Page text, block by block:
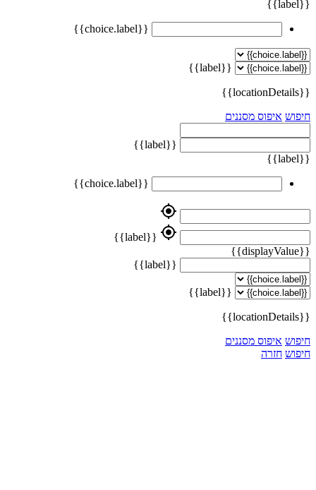
{{label}}
{{choice.label}}
{{label}}
{{locationDetails}}
חיפוש איפוס מסננים
{{label}}
{{label}}
{{choice.label}}
my_location
my_location
{{label}}
{{displayValue}}
{{label}}
{{label}}
{{locationDetails}}
חיפוש איפוס מסננים
חיפוש חזרה